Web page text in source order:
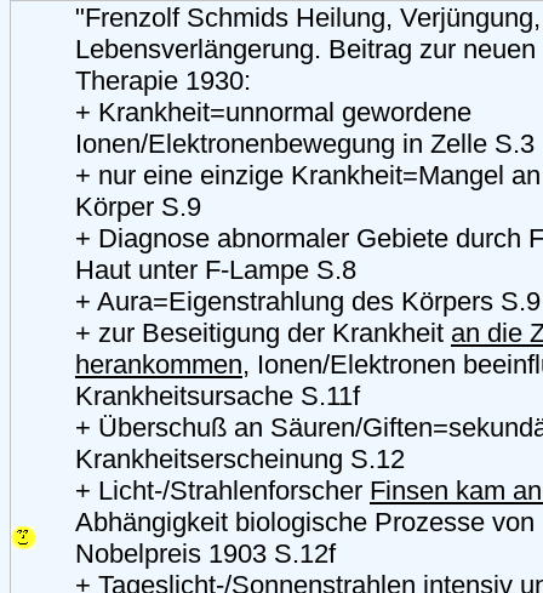
"Frenzolf Schmids Heilung, Verjüngung,
Lebensverlängerung. Beitrag zur
Therapie 1930:
+ Krankheit=unnormal gewordene
Ionen/Elektronenbewegung in Zelle S.3
+ nur eine einzige Krankheit=Mangel
Körper S.9
+ Diagnose abnormaler Gebiete durch
Haut unter F-Lampe S.8
+ Aura=Eigenstrahlung des Körpers S.9
+ zur Beseitigung der Krankheit an die
herankommen, Ionen/Elektronen
Krankheitsursache S.11f
+ Überschuß an Säuren/
Krankheitserscheinung S.12
+ Licht-/Strahlenforscher Finsen kam
Abhängigkeit biologische Prozesse
Nobelpreis 1903 S.12f
+ Tageslicht-/Sonnenstrahlen intensiv